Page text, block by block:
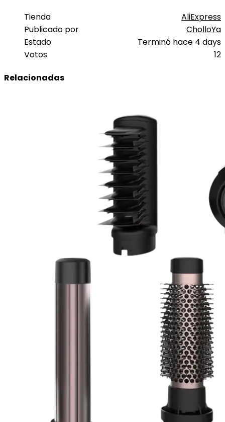
Tienda
AliExpress
Publicado por
CholloYa
Estado
Terminó hace 4 days
Votos
12
Relacionadas